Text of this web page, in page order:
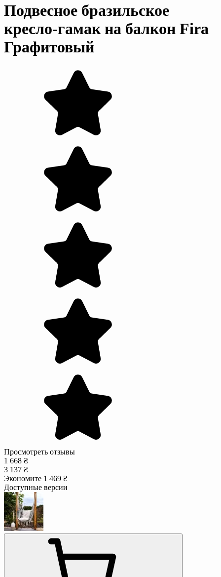
Подвесное бразильское
кресло-гамак на балкон Fira
Графитовый
Просмотреть отзывы
1 668 ₴
3 137 ₴
Экономите 1 469 ₴
Доступные версии